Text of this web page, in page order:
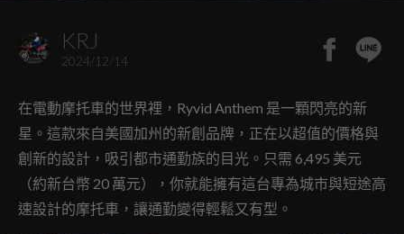
KRJ
2024/12/14
在電動摩托車的世界裡，Ryvid Anthem 是一顆閃亮的新
星。這款來自美國加州的新創品牌，正在以超值的價格與
創新的設計，吸引都市通勤族的目光。只需 6,495 美元
（約新台幣 20 萬元），你就能擁有這台專為城市與短途高
速設計的摩托車，讓通勤變得輕鬆又有型。